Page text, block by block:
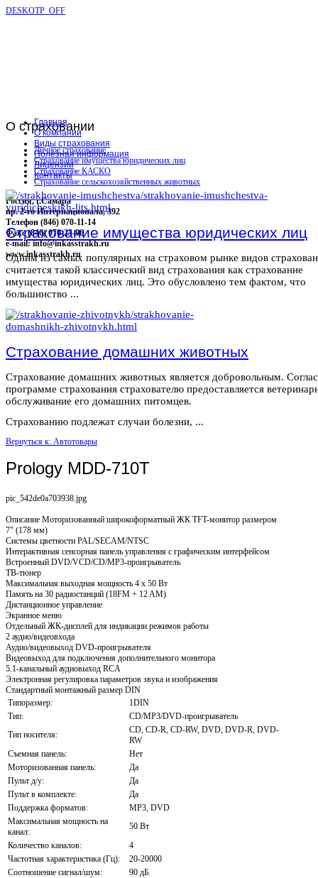
DESKOTP_OFF
О страховании
Личное страхование
Страхование имущества юридических лиц
Страхование КАСКО
Страхование сельскохозяйственных животных
Россия, г.Самара
пр. 2-го Интернационала, 392
Телефон (846) 070-11-14
Факс (846) 070-23-96
e-mail: info@inkasstrakh.ru
www.inkasstrakh.ru
Главная
О компании
Виды страхования
Полезная информация
Лицензии
Контакты
Страхование имущества юридических лиц
Одним из самых популярных на страховом рынке видов
считается такой классический вид страхования как страхование
имущества юридических лиц. Это обусловлено тем фактом, что
большинство ...
Страхование домашних животных
Страхование домашних животных является добровольным.
программе страхования страхователю предоставляется
обслуживание его домашних питомцев.
Страхованию подлежат случаи болезни, ...
Вернуться к: Автотовары
Prology MDD-710T
pic_542de0a703938.jpg
Описание Моторизованный широкоформатный ЖК TFT-монитор размером
7" (178 мм)
Системы цветности PAL/SECAM/NTSC
Интерактивная сенсорная панель управления с графическим интерфейсом
Встроенный DVD/VCD/CD/MP3-проигрыватель
ТВ-тюнер
Максимальная выходная мощность 4 х 50 Вт
Память на 30 радиостанций (18FM + 12 AM)
Дистанционное управление
Экранное меню
Отдельный ЖК-дисплей для индикации режимов работы
2 аудио/видеовхода
Аудио/видеовыход DVD-проигрывателя
Видеовыход для подключения дополнительного монитора
5.1-канальный аудиовыход RCA
Электронная регулировка параметров звука и изображения
Стандартный монтажный размер DIN
Типоразмер:
1DIN
Тип:
СD/MP3/DVD-проигрыватель
Тип носителя:
CD, CD-R, CD-RW, DVD, DVD-R, DVD-
RW
Съемная панель:
Нет
Моторизованная панель:
Да
Пульт д/у:
Да
Пульт в комплекте:
Да
Поддержка форматов:
MP3, DVD
Максимальная мощность на
канал:
50 Вт
Количество каналов:
4
Частотная характеристика (Гц):
20-20000
Соотношение сигнал/шум:
90 дБ